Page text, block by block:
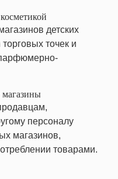
детских
точек и
персоналу
магазинов,
товарами.